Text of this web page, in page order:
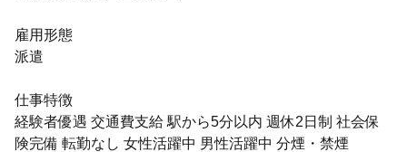
雇用形態
派遣
仕事特徴
経験者優遇 交通費支給 駅から5分以内 週休2日制 社会保
険完備 転勤なし 女性活躍中 男性活躍中 分煙・禁煙